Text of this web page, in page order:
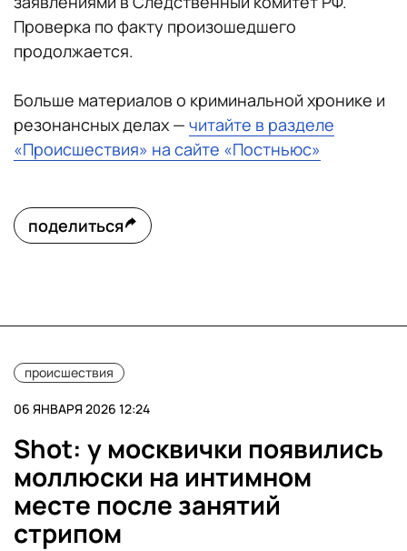
Проверка по факту произошедшего
продолжается.
Больше материалов о криминальной хронике и
резонансных делах — читайте в разделе
«Происшествия» на сайте «Постньюс»
поделиться
происшествия
06 ЯНВАРЯ 2026 12:24
Shot: у москвички появились
моллюски на интимном
месте после занятий
стрипом